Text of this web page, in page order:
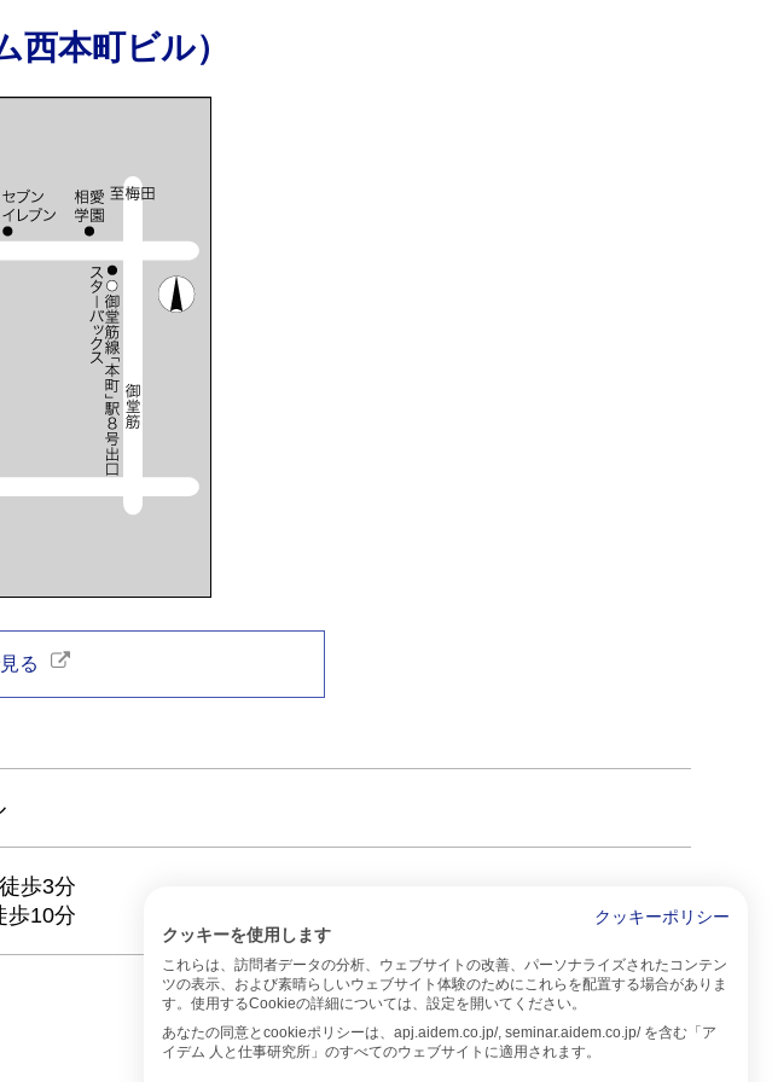
西本町ビル）
る
歩3分
歩10分
クッキーポリシー
クッキーを使用します
これらは、訪問者データの分析、ウェブサイトの改善、パーソナライズされたコンテン
ツの表示、および素晴らしいウェブサイト体験のためにこれらを配置する場合がありま
す。使用するCookieの詳細については、設定を開いてください。
あなたの同意とcookieポリシーは、apj.aidem.co.jp/, seminar.aidem.co.jp/ を含む「ア
イデム 人と仕事研究所」のすべてのウェブサイトに適用されます。